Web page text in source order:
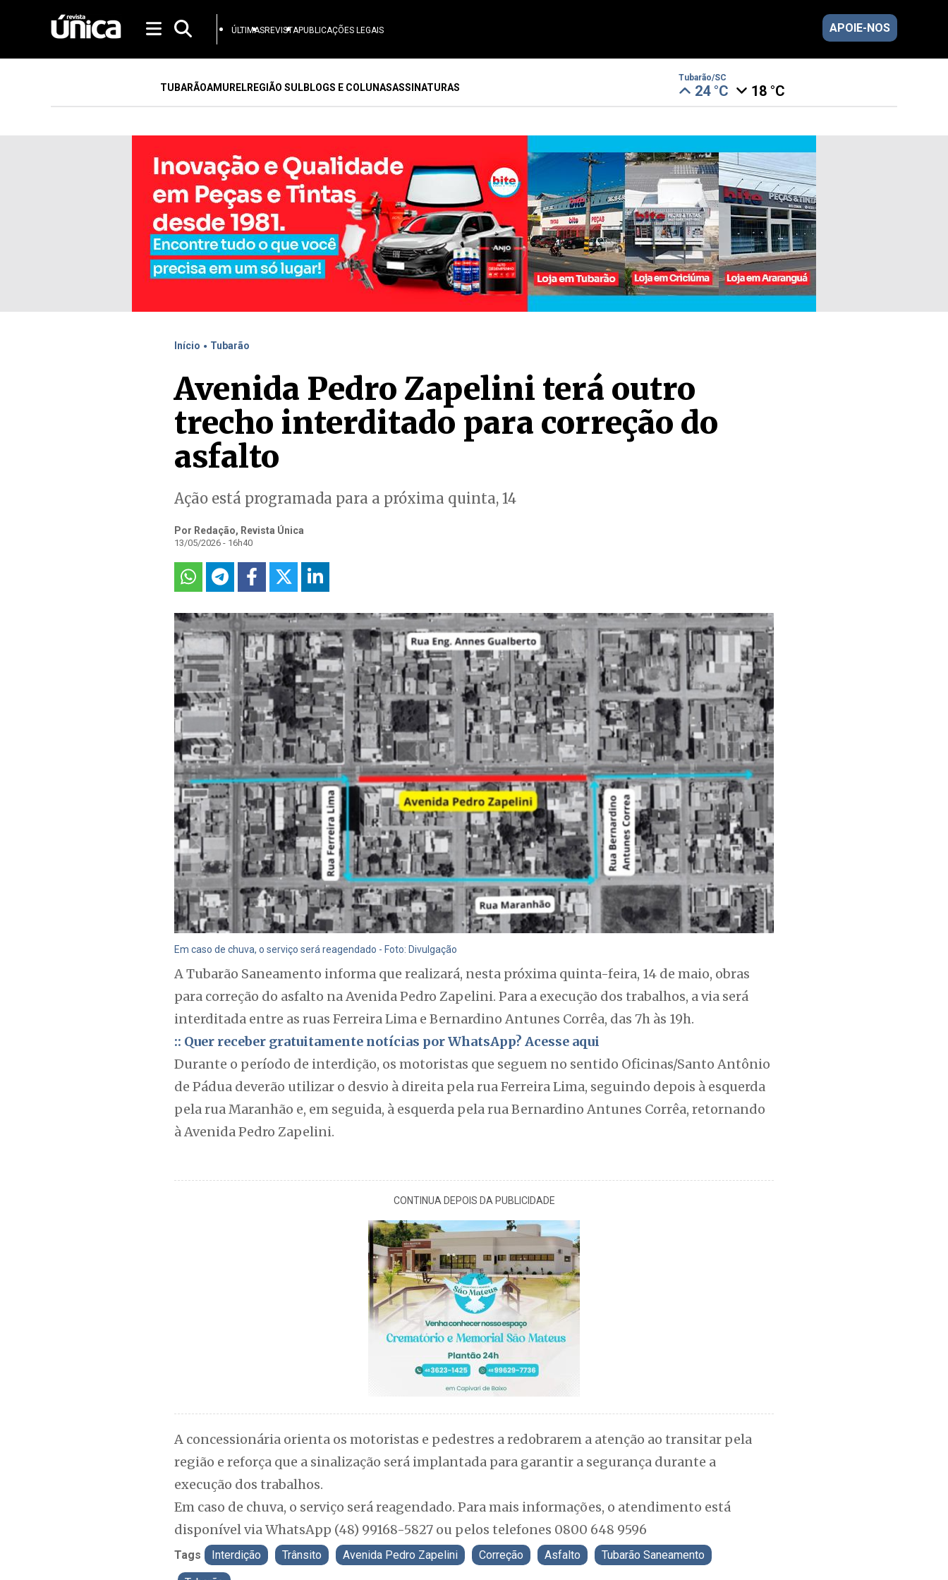
ÚLTIMASREVISTAPUBLICAÇÕES LEGAIS APOIE-NOS
TUBARÃOAMURELREGIÃO SULBLOGS E COLUNASASSINATURAS
Tubarão/SC
24 °C 18 °C
Início . Tubarão
Avenida Pedro Zapelini terá outro
trecho interditado para correção do
asfalto
Ação está programada para a próxima quinta, 14
Por Redação, Revista Única
13/05/2026 - 16h40
Em caso de chuva, o serviço será reagendado - Foto: Divulgação
A Tubarão Saneamento informa que realizará, nesta próxima quinta-feira, 14 de maio, obras
para correção do asfalto na Avenida Pedro Zapelini. Para a execução dos trabalhos, a via será
interditada entre as ruas Ferreira Lima e Bernardino Antunes Corrêa, das 7h às 19h.
:: Quer receber gratuitamente notícias por WhatsApp? Acesse aqui
Durante o período de interdição, os motoristas que seguem no sentido Oficinas/Santo Antônio
de Pádua deverão utilizar o desvio à direita pela rua Ferreira Lima, seguindo depois à esquerda
pela rua Maranhão e, em seguida, à esquerda pela rua Bernardino Antunes Corrêa, retornando
à Avenida Pedro Zapelini.
CONTINUA DEPOIS DA PUBLICIDADE
A concessionária orienta os motoristas e pedestres a redobrarem a atenção ao transitar pela
região e reforça que a sinalização será implantada para garantir a segurança durante a
execução dos trabalhos.
Em caso de chuva, o serviço será reagendado. Para mais informações, o atendimento está
disponível via WhatsApp (48) 99168-5827 ou pelos telefones 0800 648 9596
Tags Interdição Trânsito Avenida Pedro Zapelini Correção Asfalto Tubarão Saneamento